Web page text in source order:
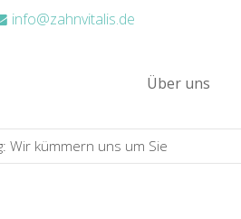
info@zahnvitalis.de
Über uns
Wir kümmern uns um Sie